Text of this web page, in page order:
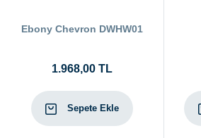
Ebony Chevron DWHW01
1.968,00 TL
Sepete Ekle